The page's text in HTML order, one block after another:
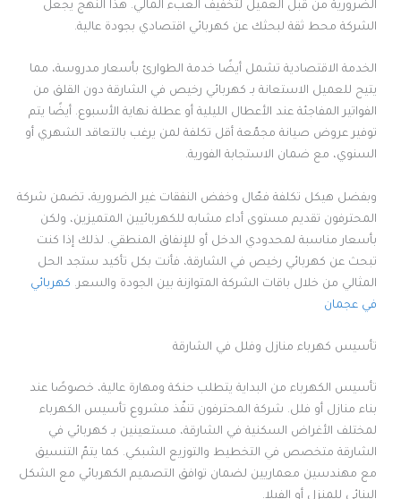
الضرورية من قبل العميل لتخفيف العبء المالي. هذا النهج يجعل
الشركة محط ثقة لبحثك عن كهربائي اقتصادي بجودة عالية.
الخدمة الاقتصادية تشمل أيضًا خدمة الطوارئ بأسعار مدروسة، مما
يتيح للعميل الاستعانة بـ كهربائي رخيص في الشارقة دون القلق من
الفواتير المفاجئة عند الأعطال الليلية أو عطلة نهاية الأسبوع. أيضًا يتم
توفير عروض صيانة مجمّعة أقل تكلفة لمن يرغب بالتعاقد الشهري أو
السنوي، مع ضمان الاستجابة الفورية.
وبفضل هيكل تكلفة فعّال وخفض النفقات غير الضرورية، تضمن شركة
المحترفون تقديم مستوى أداء مشابه للكهربائيين المتميزين، ولكن
بأسعار مناسبة لمحدودي الدخل أو للإنفاق المنطقي. لذلك إذا كنت
تبحث عن كهربائي رخيص في الشارقة، فأنت بكل تأكيد ستجد الحل
المثالي من خلال باقات الشركة المتوازنة بين الجودة والسعر. كهربائي
في عجمان
تأسيس كهرباء منازل وفلل في الشارقة
تأسيس الكهرباء من البداية يتطلب حنكة ومهارة عالية، خصوصًا عند
بناء منازل أو فلل. شركة المحترفون تنفّذ مشروع تأسيس الكهرباء
لمختلف الأغراض السكنية في الشارقة، مستعينين بـ كهربائي في
الشارقة متخصص في التخطيط والتوزيع الشبكي. كما يتمّ التنسيق
مع مهندسين معماريين لضمان توافق التصميم الكهربائي مع الشكل
البنائي للمنزل أو الفيلا.